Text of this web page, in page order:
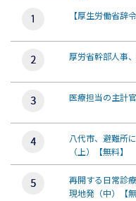
【厚生労働省辞
厚労省幹部人事
医療担当の主計
八代市、避難所
（上）【無料】
再開する日常診
現地発（中）【無